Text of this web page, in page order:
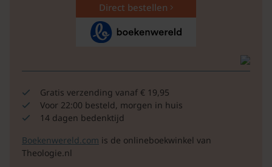
Direct bestellen
Gratis verzending vanaf € 19,95
Voor 22:00 besteld, morgen in huis
14 dagen bedenktijd
Boekenwereld.com is de onlineboekwinkel van
Theologie.nl